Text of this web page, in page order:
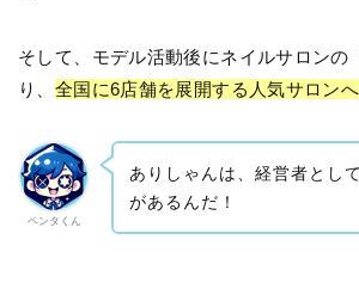
そして、モデル活動後にネイルサロンの
り、 全国に6店舗を展開する人気サロン
ペンタくん
ありしゃんは、経営者とし
があるんだ！